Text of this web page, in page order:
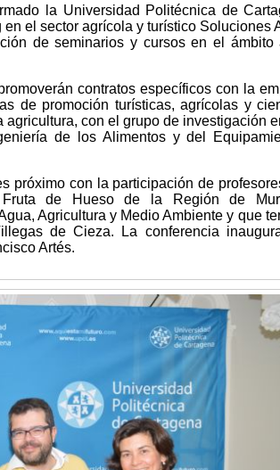
la Universidad Politécnica de
el sector agrícola y turístico Soluciones
de seminarios y cursos en el ámbito
contratos específicos con la
de promoción turísticas, agrícolas y
con el grupo de investigación
de los Alimentos y del
próximo con la participación de
de Hueso de la Región de
Agricultura y Medio Ambiente y que
de Cieza. La conferencia
Artés.